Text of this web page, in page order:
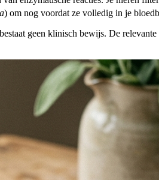
) om nog voordat ze volledig in je
geen klinisch bewijs. De